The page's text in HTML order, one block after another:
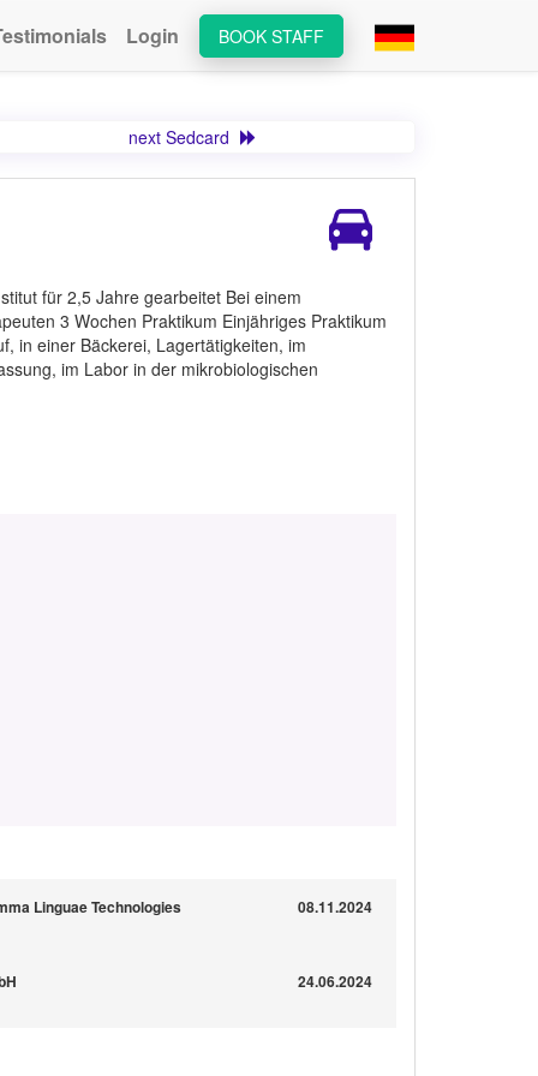
BOOK STAFF
Login
next Sedcard
für 2,5 Jahre gearbeitet Bei einem
3 Wochen Praktikum Einjähriges Praktikum
in einer Bäckerei, Lagertätigkeiten, im
im Labor in der mikrobiologischen
Linguae Technologies 08.11.2024
24.06.2024